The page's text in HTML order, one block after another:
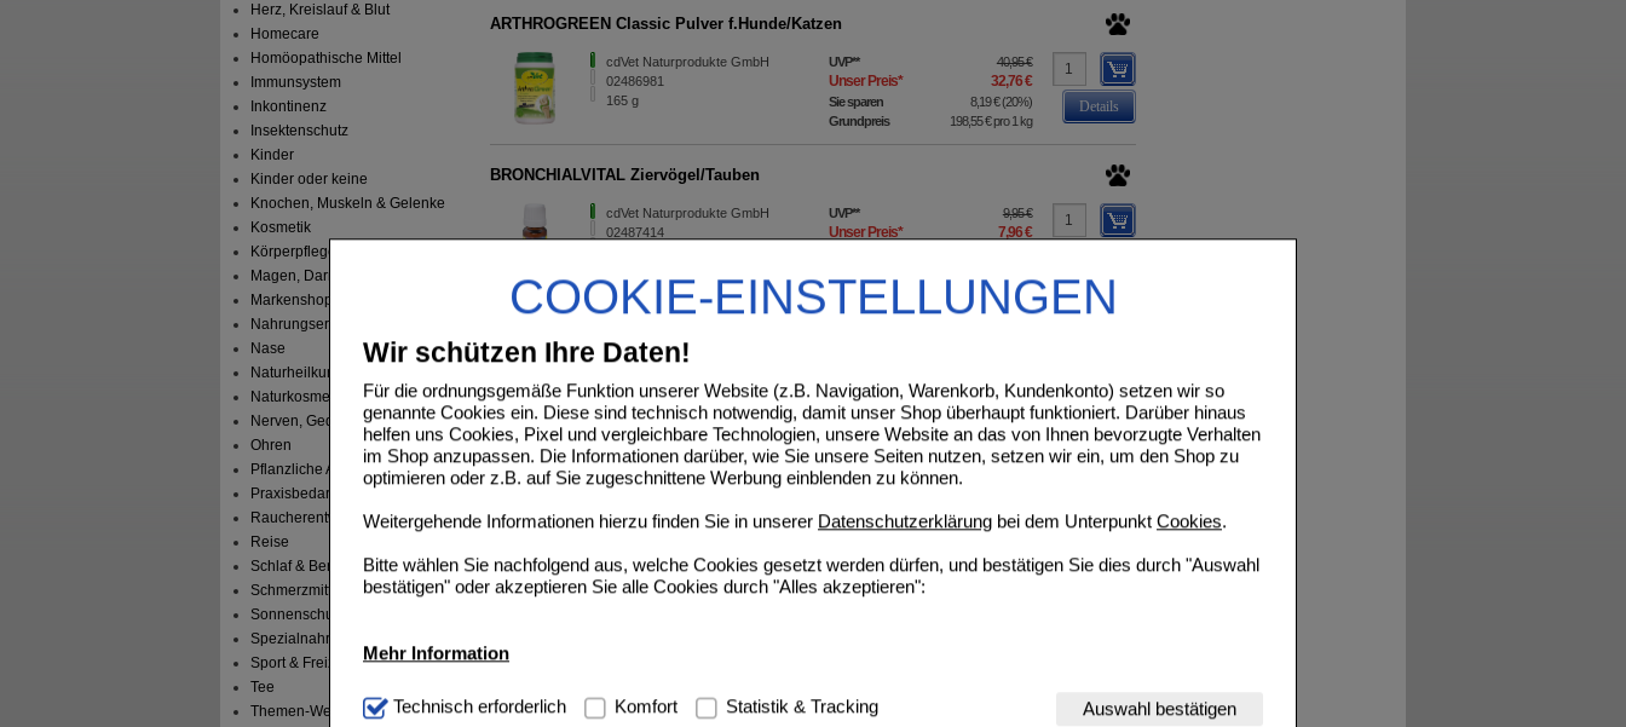
COOKIE-EINSTELLUNGEN
Wir schützen Ihre Daten!
Für die ordnungsgemäße Funktion unserer Website (z.B. Navigation, Warenkorb, Kundenkonto) setzen wir so
genannte Cookies ein. Diese sind technisch notwendig, damit unser Shop überhaupt funktioniert. Darüber hinaus
helfen uns Cookies, Pixel und vergleichbare Technologien, unsere Website an das von Ihnen bevorzugte Verhalten
im Shop anzupassen. Die Informationen darüber, wie Sie unsere Seiten nutzen, setzen wir ein, um den Shop zu
optimieren oder z.B. auf Sie zugeschnittene Werbung einblenden zu können.
Weitergehende Informationen hierzu finden Sie in unserer Datenschutzerklärung bei dem Unterpunkt Cookies.
Bitte wählen Sie nachfolgend aus, welche Cookies gesetzt werden dürfen, und bestätigen Sie dies durch "Auswahl
bestätigen" oder akzeptieren Sie alle Cookies durch "Alles akzeptieren":
Mehr Information
Technisch Notwendig: Hierbei handelt es sich um Cookies, die für die Grundfunktionen unserer Website
notwendig sind (z.B. Navigation, Warenkorb, Kundenkonto), weshalb auf diese nicht verzichtet werden kann.
Technisch erforderlich Komfort Statistik & Tracking Auswahl bestätigen
Herz, Kreislauf & Blut
Homecare
Homöopathische Mittel
Immunsystem
Inkontinenz
Insektenschutz
Kinder
Kinder oder keine
Knochen, Muskeln & Gelenke
Kosmetik
Körperpflege
Magen, Darm & Leber
Markenshops
Nahrungsergänzung
Nase
Naturheilkunde
Naturkosmetik
Nerven, Gedächtnis & Gemüt
Ohren
Pflanzliche Arzneimittel
Praxisbedarf
Raucherentwöhnung
Reise
Schlaf & Beruhigung
Schmerzmittel
Sonnenschutz
Spezialnahrung
Sport & Freizeit
Tee
Themen-Welten
ARTHROGREEN Classic Pulver f.Hunde/Katzen
cdVet Naturprodukte GmbH
02486981
165g
UVP** 40,95 €
Unser Preis* 32,76 €
Sie sparen 8,19 €(20%)
Grundpreis
198,55 €pro 1 kg
Details
BRONCHIALVITAL Ziervögel/Tauben
cdVet Naturprodukte GmbH
02487414
UVP** 9,95 €
Unser Preis* 7,96 €
cdVet Naturprodukte GmbH
02487437
100ml
Unser Preis 14,36 €
Sie sparen 3,59 €
)
Grundpreis
143,60 €pro 1 l
Details
BACHBLÜTEN Reviermarkierer flüssig f.Katzen
cdVet Naturprodukte GmbH
10263568
UVP 14,95 €
Unser Preis* 11,96 €
Grundpreis
598,00 €pro 1 l
Details
500ml Flüssigkeit Sie sparen Details